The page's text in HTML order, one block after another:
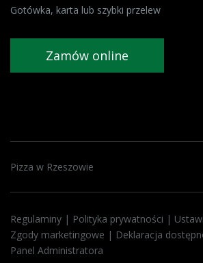
Gotówka, karta lub szybki przelew
Zamów online
Pizza w Rzeszowie
Regulaminy | Polityka prywatności |
Zgody marketingowe | Deklaracja
Panel Administratora